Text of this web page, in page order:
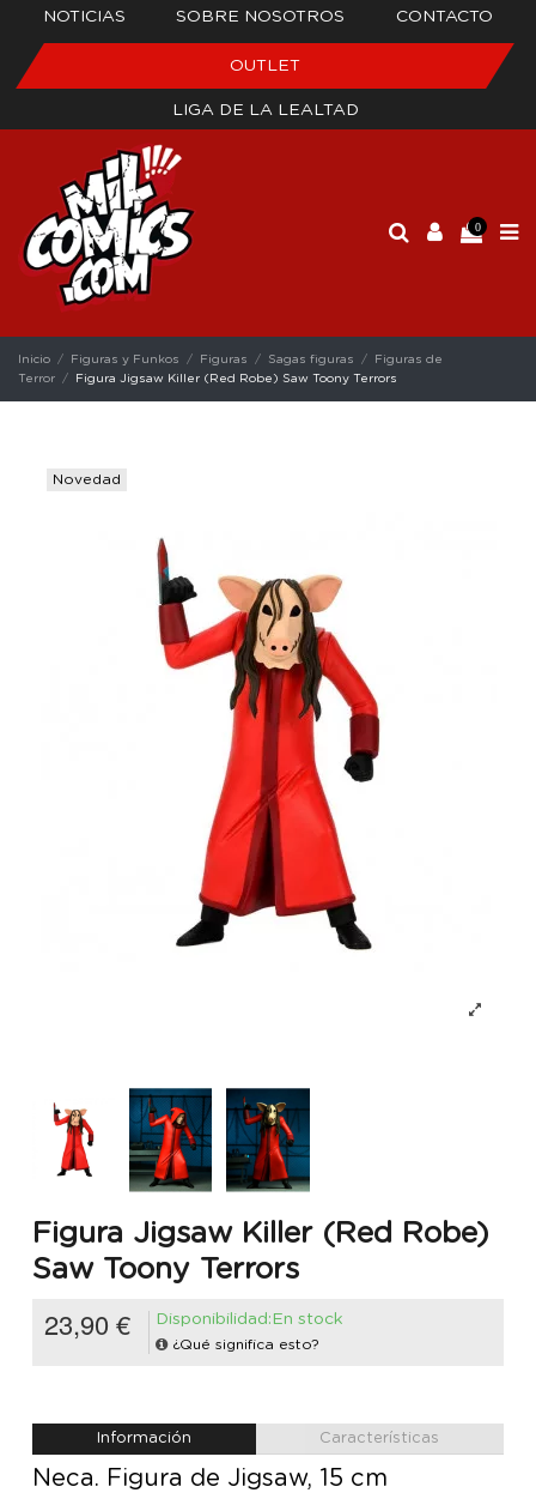
NOTICIAS SOBRE NOSOTROS CONTACTO
OUTLET
LIGA DE LA LEALTAD
0
Inicio Figuras y Funkos Figuras Sagas figuras
Figuras de
Terror
Figura Jigsaw Killer (Red Robe) Saw Toony Terrors
Novedad
Figura Jigsaw Killer (Red Robe)
Saw Toony Terrors
23,90 € Disponibilidad:En stock
¿Qué significa esto?
Información Características
Neca. Figura de Jigsaw, 15 cm